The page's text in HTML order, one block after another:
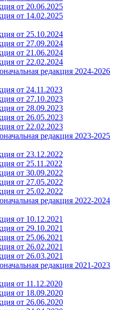
от 20.06.2025
от 14.02.2025
от 25.10.2024
от 27.09.2024
от 21.06.2024
от 22.02.2024
редакция 2024-2026
от 24.11.2023
от 27.10.2023
от 28.09.2023
от 26.05.2023
от 22.02.2023
редакция 2023-2025
от 23.12.2022
от 25.11.2022
от 30.09.2022
от 27.05.2022
от 25.02.2022
редакция 2022-2024
от 10.12.2021
от 29.10.2021
от 25.06.2021
от 26.02.2021
от 26.03.2021
редакция 2021-2023
от 11.12.2020
от 18.09.2020
от 26.06.2020